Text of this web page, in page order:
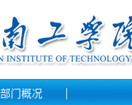
部门概况